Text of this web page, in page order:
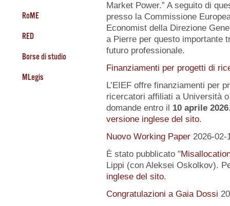
RoME
RED
Borse di studio
MLegis
Market Power.” A seguito di
presso la Commissione
Economist della Direzione
a Pierre per questo importante
futuro professionale.
Finanziamenti per progetti di
L’EIEF offre finanziamenti per
ricercatori affiliati a Università
domande entro il 10 aprile 2026
versione inglese del sito.
Nuovo Working Paper 2026-02-
È stato pubblicato "
Lippi (con Aleksei Oskolkov).
inglese del sito.
Congratulazioni a Gaia Dossi